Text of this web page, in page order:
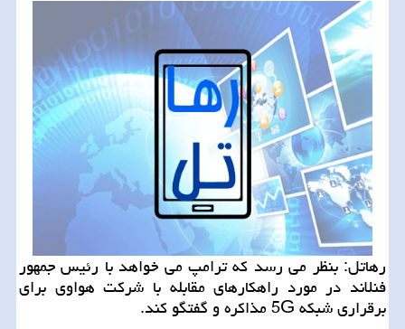
رهاتل: بنظر می رسد كه ترامپ می خواهد با رئیس جمهور
فنلاند در مورد راهكارهای مقابله با شركت هواوی برای
برقراری شبكه 5G مذاكره و گفتگو كند.